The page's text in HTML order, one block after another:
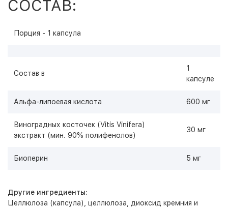
СОСТАВ:
Порция - 1 капсула
Состав в
1
капсуле
Альфа-липоевая кислота 600 мг
Виноградных косточек (Vitis Vinifera)
экстракт (мин. 90% полифенолов)
30 мг
Биоперин 5 мг
Другие ингредиенты:
Целлюлоза (капсула), целлюлоза, диоксид кремния и